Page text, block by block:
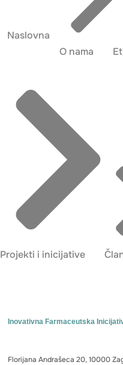
Naslovna
O nama
Projekti i inicijative
Inovativna Farmaceutska
Florijana Andrašeca 20, 10000